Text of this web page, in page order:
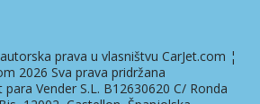
prava u vlasništvu CarJet.com ¦
2026 Sva prava pridržana
Vender S.L. B12630620 C/ Ronda